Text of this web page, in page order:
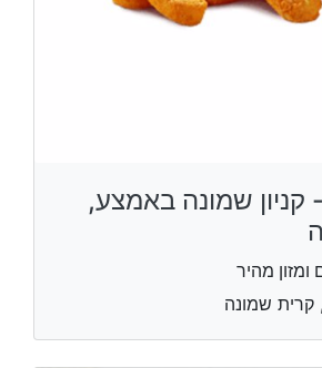
קניון שמונה באמצע,
מהיר